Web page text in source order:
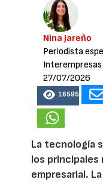
Nina Jareño
Periodista
Interempresas
27/07/2026
16595
La tecnología
los principales
empresarial.